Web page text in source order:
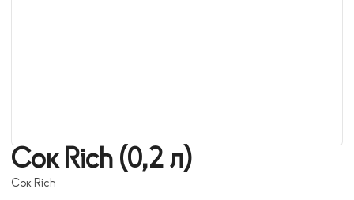
Сок Rich (0,2 л)
Сок Rich